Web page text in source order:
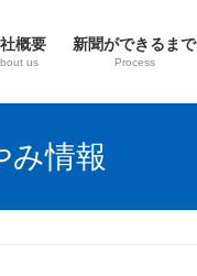
概要
us
新聞ができるまで
Process
み情報